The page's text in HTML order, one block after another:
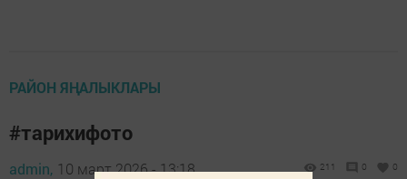
РАЙОН ЯҢАЛЫКЛАРЫ
#тарихифото
admin, 10 март 2026 - 13:18 211 0 0